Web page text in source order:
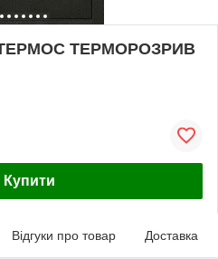
ТЕРМОС ТЕРМОРОЗРИВ
Купити
Відгуки про товар Доставка